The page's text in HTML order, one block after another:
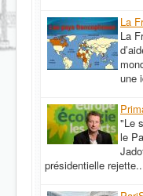
La
La
une
"Le
le
présidentielle